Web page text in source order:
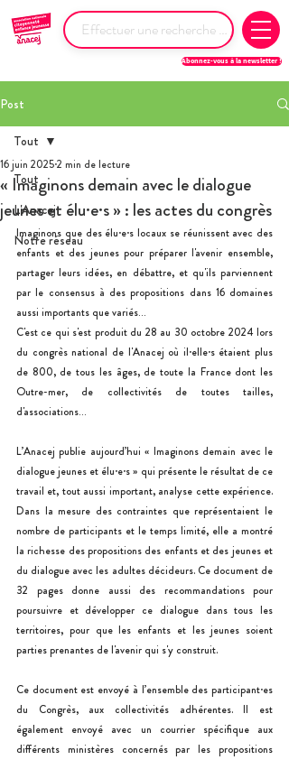
Abonnez-vous à la newsletter !
Post
Tout
L'Anacej
Notre réseau
Tout
« Imaginons demain avec le dialogue
jeunes et élu·e·s » : les actes du congrès
16 juin 20252 min de lecture
Imaginons que des élu·e·s locaux se réunissent avec des
enfants et des jeunes pour préparer l'avenir ensemble,
partager leurs idées, en débattre, et qu'ils parviennent
par le consensus à des propositions dans 16 domaines
aussi importants que variés…
C'est ce qui s'est produit du 28 au 30 octobre 2024 lors
du congrès national de l'Anacej où il·elle·s étaient plus
de 800, de tous les âges, de toute la France dont les
Outre-mer, de collectivités de toutes tailles,
d'associations…
L’Anacej publie aujourd’hui « Imaginons demain avec le
dialogue jeunes et élu·e·s » qui présente le résultat de ce
travail et, tout aussi important, analyse cette expérience.
Dans la mesure des contraintes que représentaient le
nombre de participants et le temps limité, elle a montré
la richesse des propositions des enfants et des jeunes et
du dialogue avec les adultes décideurs. Ce document de
32 pages donne aussi des recommandations pour
poursuivre et développer ce dialogue dans tous les
territoires, pour que les enfants et les jeunes soient
parties prenantes de l'avenir qui s'y construit.
Ce document est envoyé à l’ensemble des participant·es
du Congrès, aux collectivités adhérentes. Il est
également envoyé avec un courrier spécifique aux
différents ministères concernés par les propositions